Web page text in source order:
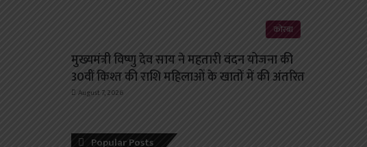
कोरबा
मुख्यमंत्री विष्णु देव साय ने महतारी वंदन योजना की
30वीं किश्त की राशि महिलाओं के खातों में की अंतरित
August 7, 2026
Popular Posts